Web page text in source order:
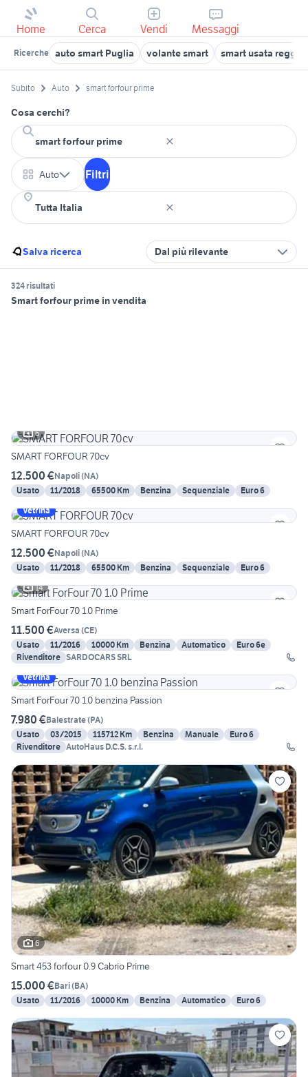
Home Cerca Vendi Messaggi
Ricerche auto smart Puglia volante smart smart usata
Subito Auto smart forfour prime
Cosa cerchi?
Auto Filtri
Salva ricerca Dal più rilevante
324 risultati
Smart forfour prime in vendita
6
SMART FORFOUR 70cv
12.500 €Napoli(NA)
Usato
11/2018 65500 Km Benzina Sequenziale
Euro 6
Vetrina
SMART FORFOUR 70cv
12.500 €Napoli(NA)
Usato
11/2018 65500 Km Benzina Sequenziale
Euro 6
14
Smart ForFour 70 1.0 Prime
11.500 €Aversa (CE)
Usato
11/2016 10000 Km Benzina Automatico
Euro 6e
Rivenditore SARDOCARS SRL
Vetrina
Smart ForFour 70 1.0 benzina Passion
7.980 €Balestrate(PA)
Usato
03/2015 115712 Km Benzina Manuale
Euro 6
Rivenditore AutoHaus D.C.S. s.r.l.
6
Smart 453 forfour 0.9 Cabrio Prime
15.000 €Bari(BA)
Usato
11/2016 10000 Km Benzina Automatico Euro 6